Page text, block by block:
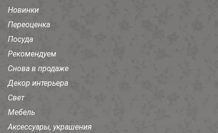
Новинки
Переоценка
Посуда
Рекомендуем
Снова в продаже
Декор интерьера
Свет
Мебель
Аксессуары, украшения